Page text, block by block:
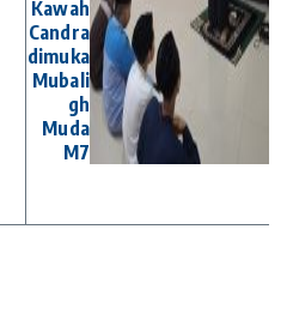
Kawah
Candra
dimuka
Mubali
gh
Muda
M7